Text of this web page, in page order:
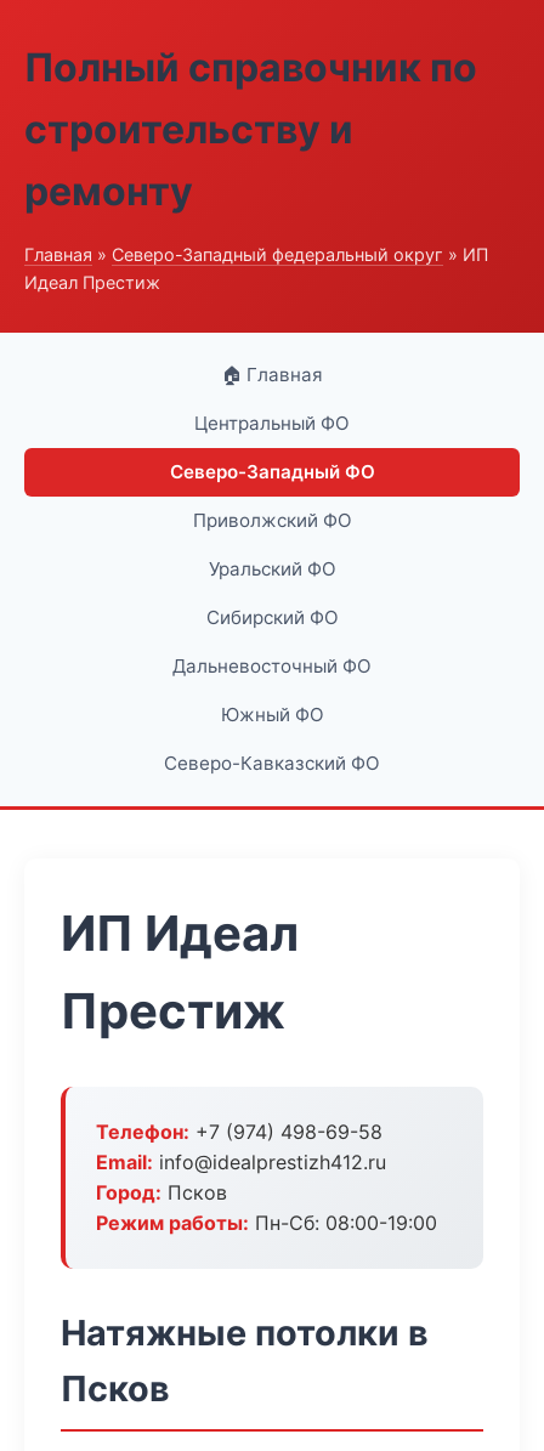
Полный справочник по
строительству и
ремонту
Главная » Северо-Западный федеральный округ » ИП
Идеал Престиж
🏠 Главная
Центральный ФО
Северо-Западный ФО
Приволжский ФО
Уральский ФО
Сибирский ФО
Дальневосточный ФО
Южный ФО
Северо-Кавказский ФО
ИП Идеал
Престиж
Телефон: +7 (974) 498-69-58
Email: info@idealprestizh412.ru
Город: Псков
Режим работы: Пн-Сб: 08:00-19:00
Натяжные потолки в
Псков